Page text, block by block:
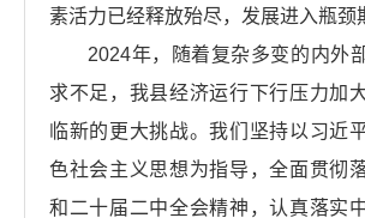
素活力已经释放殆尽，发展进入瓶颈
2024年，随着复杂多变的内外
求不足，我县经济运行下行压力加
临新的更大挑战。我们坚持以习近
色社会主义思想为指导，全面贯彻
和二十届二中全会精神，认真落实